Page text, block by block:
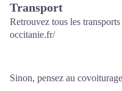
Transport
Retrouvez tous les
occitanie.fr/
Sinon, pensez au